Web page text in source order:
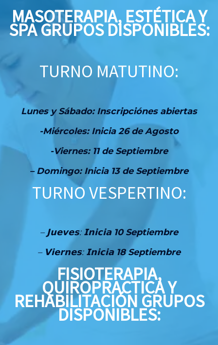
MASOTERAPIA, ESTÉTICA Y
SPA GRUPOS DISPONIBLES:
TURNO MATUTINO:
Lunes y Sábado: Inscripciónes abiertas
-Miércoles: Inicia 26 deAgosto
-Viernes: 11 de Septiembre
– Domingo: Inicia 13 de Septiembre
TURNO VESPERTINO:
– 𝗝𝘂𝗲𝘃𝗲𝘀: 𝗜𝗻𝗶𝗰𝗶𝗮 10 Septiembre
– 𝗩𝗶𝗲𝗿𝗻𝗲𝘀: 𝗜𝗻𝗶𝗰𝗶𝗮 18 Septiembre
FISIOTERAPIA,
QUIROPRACTICA Y
REHABILITACIÓN GRUPOS
DISPONIBLES: